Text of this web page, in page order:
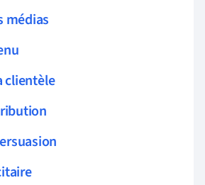
médias
clientèle